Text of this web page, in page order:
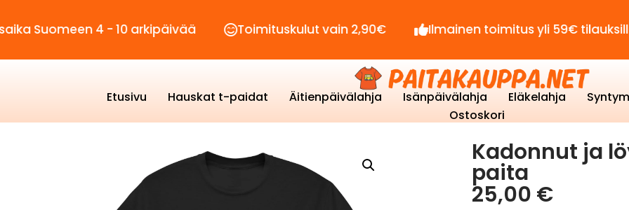
4 - 10 arkipäivää Toimituskulut vain 2,90€ Ilmainen toimitus yli 59€ tilauksille!
Etusivu Hauskat t-paidat Äitienpäivälahja Isänpäivälahja Eläkelahja
Ostoskori
Kadonnut ja
paita
25,00 €